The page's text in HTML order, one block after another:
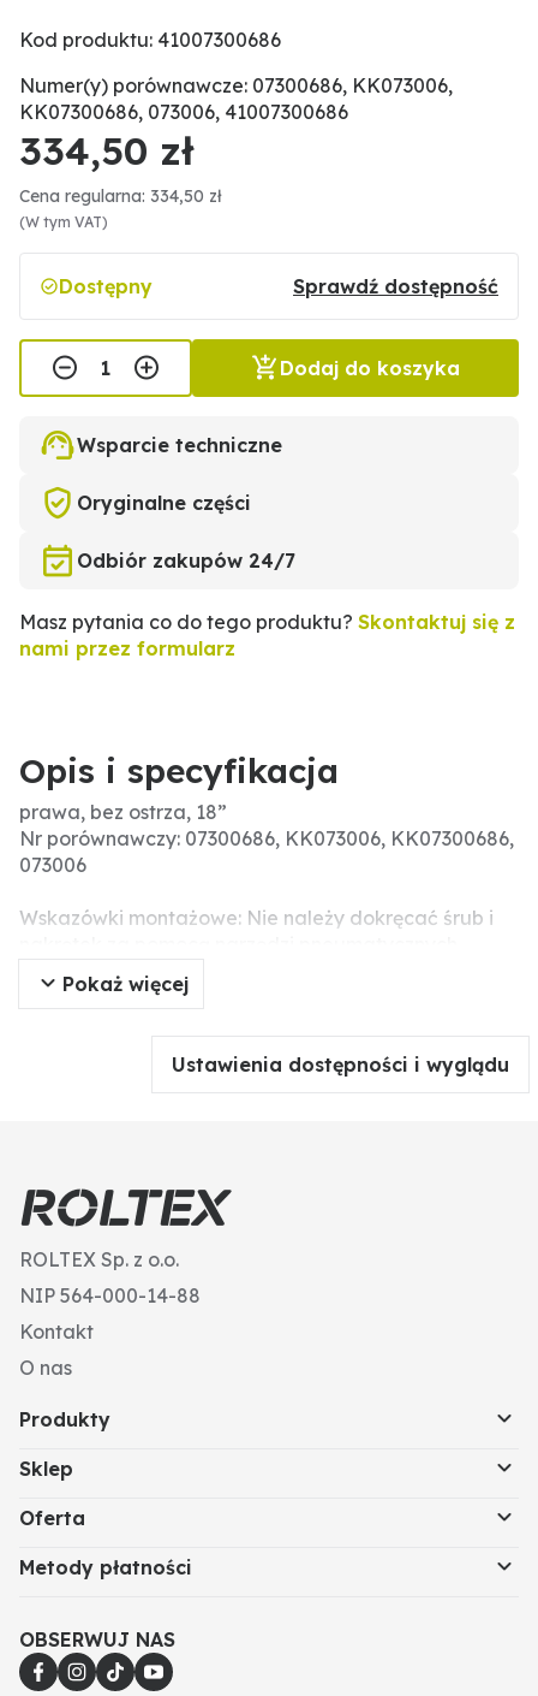
Kod produktu: 41007300686
Numer(y) porównawcze: 07300686, KK073006,
KK07300686, 073006, 41007300686
334,50 zł
Cena regularna: 334,50 zł
(W tym VAT)
Dostępny Sprawdź dostępność
Dodaj do koszyka
Wsparcie techniczne
Oryginalne części
Odbiór zakupów 24/7
Masz pytania co do tego produktu? Skontaktuj się z
nami przez formularz
Opis i specyfikacja
prawa, bez ostrza, 18”
Nr porównawczy: 07300686, KK073006, KK07300686,
073006
Wskazówki montażowe: Nie należy dokręcać śrub i
ponieważ może to prowadzić do uszkodzenia części
roboczej (pęknięcia naprężeniowe).
Pokaż więcej
Ustawienia dostępności i wyglądu
ROLTEX Sp. z o.o.
NIP 564-000-14-88
Kontakt
O nas
Produkty
Sklep
Oferta
Metody płatności
OBSERWUJ NAS